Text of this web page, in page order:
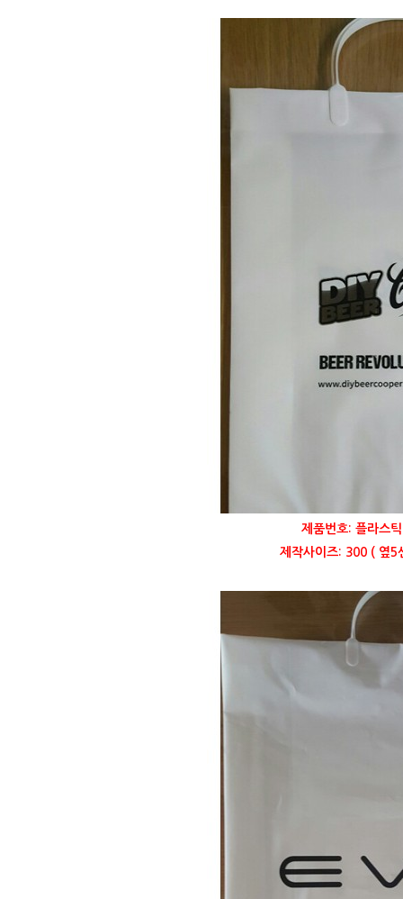
제품번호: 플라스
제작사이즈: 300 ( 옆5